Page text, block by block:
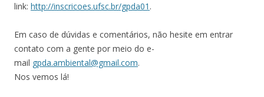
link: http://inscricoes.ufsc.br/gpda01 .
Em caso de dúvidas e comentários, não hesite em entrar
contato com a gente por meio do e-
mail gpda.ambiental@gmail.com.
Nos vemos lá!